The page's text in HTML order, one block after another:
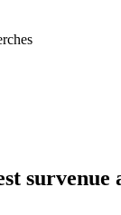
survenue